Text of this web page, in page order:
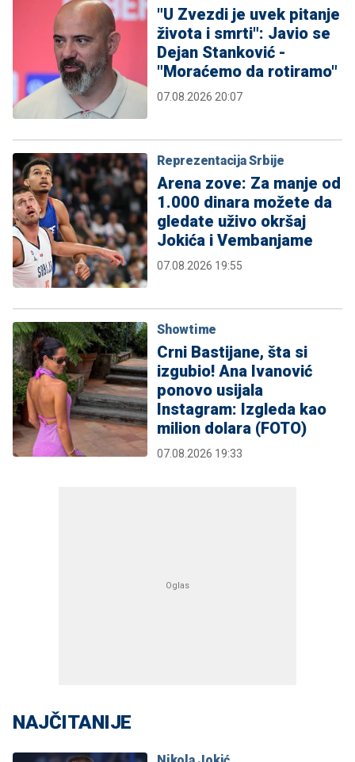
"U Zvezdi je uvek pitanje
života i smrti": Javio se
Dejan Stanković -
"Moraćemo da rotiramo"
07.08.2026 20:07
Reprezentacija Srbije
Arena zove: Za manje od
1.000 dinara možete da
gledate uživo okršaj
Jokića i Vembanjame
07.08.2026 19:55
Showtime
Crni Bastijane, šta si
izgubio! Ana Ivanović
ponovo usijala
Instagram: Izgleda kao
milion dolara (FOTO)
07.08.2026 19:33
NAJČITANIJE